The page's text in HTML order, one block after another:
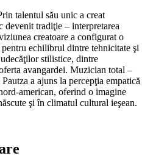
talentul său unic a creat
devenit tradiţie – interpretarea
creatoare a configurat o
echilibrul dintre tehnicitate şi
stilistice, dintre
avangardei. Muzician total –
a ajuns la percepţia empatică
american, oferind o imagine
şi în climatul cultural ieşean.